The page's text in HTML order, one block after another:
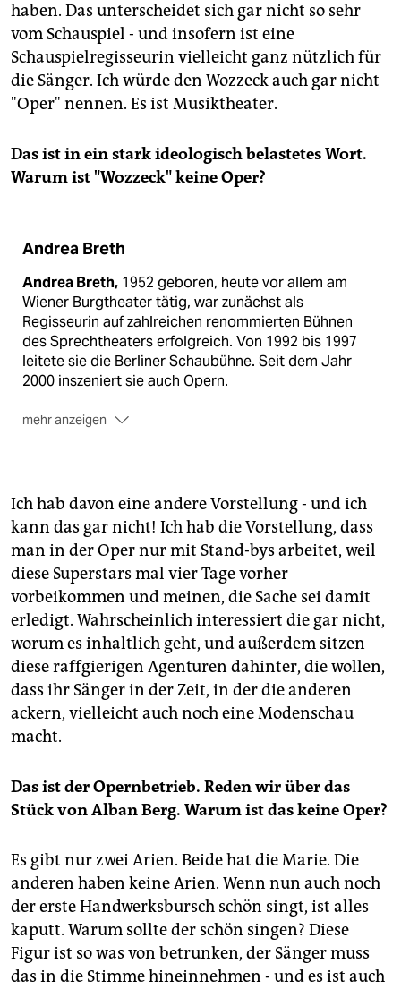
haben. Das unterscheidet sich gar nicht so sehr
vom Schauspiel - und insofern ist eine
Schauspielregisseurin vielleicht ganz nützlich für
die Sänger. Ich würde den Wozzeck auch gar nicht
"Oper" nennen. Es ist Musiktheater.
Das ist in ein stark ideologisch belastetes Wort.
Warum ist "Wozzeck" keine Oper?
Andrea Breth
Andrea Breth, 1952 geboren, heute vor allem am
Wiener Burgtheater tätig, war zunächst als
Regisseurin auf zahlreichen renommierten Bühnen
des Sprechtheaters erfolgreich. Von 1992 bis 1997
leitete sie die Berliner Schaubühne. Seit dem Jahr
2000 inszeniert sie auch Opern.
mehr anzeigen
Rahmen der sogenannten Festtage gezeigt wurde,
fanden nur wenige Vorstellungen zu massiv
überhöhten Eintrittspreisen statt. Ziemlich verärgert
über diese Politik, sorgte Andrea Breth dafür, dass
Arbeitslose die Generalprobe kostenlos besuchen
konnten. Heute, am Freitag und am Samstag kehrt
Andrea Breths "Wozzeck" nun für drei Vorstellungen
nach Berlin zurück - zu den normalen Eintrittspreisen
zwischen 84 und 37 Euro.
Ich hab davon eine andere Vorstellung - und ich
kann das gar nicht! Ich hab die Vorstellung, dass
man in der Oper nur mit Stand-bys arbeitet, weil
diese Superstars mal vier Tage vorher
vorbeikommen und meinen, die Sache sei damit
erledigt. Wahrscheinlich interessiert die gar nicht,
worum es inhaltlich geht, und außerdem sitzen
diese raffgierigen Agenturen dahinter, die wollen,
dass ihr Sänger in der Zeit, in der die anderen
ackern, vielleicht auch noch eine Modenschau
macht.
Das ist der Opernbetrieb. Reden wir über das
Stück von Alban Berg. Warum ist das keine Oper?
Es gibt nur zwei Arien. Beide hat die Marie. Die
anderen haben keine Arien. Wenn nun auch noch
der erste Handwerksbursch schön singt, ist alles
kaputt. Warum sollte der schön singen? Diese
Figur ist so was von betrunken, der Sänger muss
das in die Stimme hineinnehmen - und es ist auch